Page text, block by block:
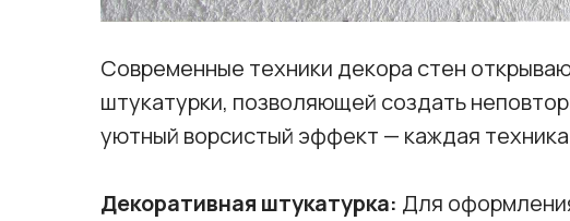
Современные техники декора стен
штукатурки, позволяющей создать
уютный ворсистый эффект — каждая
Декоративная штукатурка: Для